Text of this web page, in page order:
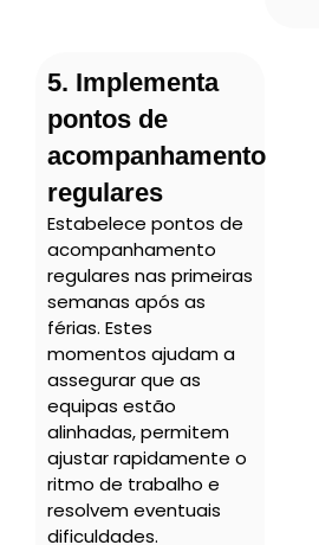
5. Implementa
pontos de
acompanhamento
regulares
Estabelece pontos de
acompanhamento
regulares nas primeiras
semanas após as
férias. Estes
momentos ajudam a
assegurar que as
equipas estão
alinhadas, permitem
ajustar rapidamente o
ritmo de trabalho e
resolvem eventuais
dificuldades.